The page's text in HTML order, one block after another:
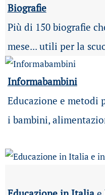
Biografie
Più di 150 biografie
mese... utili per la
Informabambini
Educazione e metodi
i bambini,